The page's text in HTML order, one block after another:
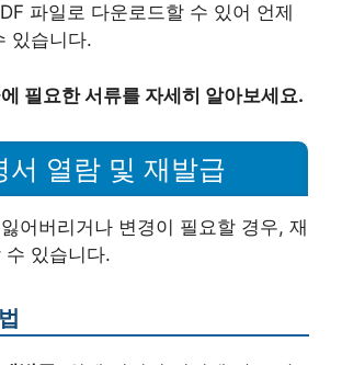
파일로 다운로드할 수 있어 언제
있습니다.
필요한 서류를 자세히 알아보세요.
서 열람 및 재발급
어버리거나 변경이 필요할 경우, 재
수 있습니다.